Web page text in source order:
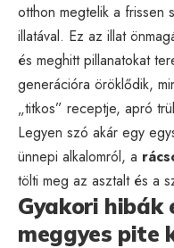
otthon megtelik a frissen
illatával. Ez az illat
és meghitt pillanatokat
generációra öröklődik,
„titkos” receptje, apró
Legyen szó akár egy
ünnepi alkalomról, a
tölti meg az asztalt és a
Gyakori hibák
meggyes pite